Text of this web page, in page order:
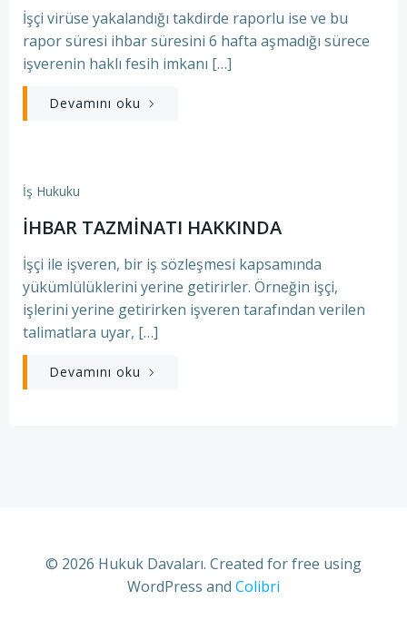
İşçi virüse yakalandığı takdirde raporlu ise ve bu
rapor süresi ihbar süresini 6 hafta aşmadığı sürece
işverenin haklı fesih imkanı […]
Devamını oku
İş Hukuku
İHBAR TAZMİNATI HAKKINDA
İşçi ile işveren, bir iş sözleşmesi kapsamında
yükümlülüklerini yerine getirirler. Örneğin işçi,
işlerini yerine getirirken işveren tarafından verilen
talimatlara uyar, […]
Devamını oku
© 2026 Hukuk Davaları. Created for free using
WordPress and Colibri